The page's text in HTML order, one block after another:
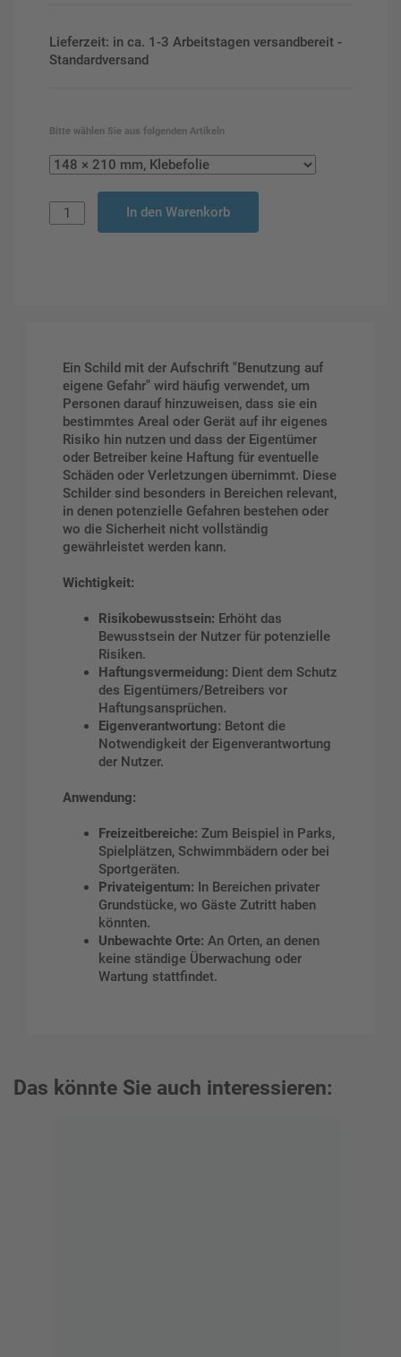
Lieferzeit: in ca. 1-3 Arbeitstagen versandbereit -
Standardversand
Bitte wählen Sie aus folgenden Artikeln
In den Warenkorb
Ein Schild mit der Aufschrift "Benutzung auf
eigene Gefahr" wird häufig verwendet, um
Personen darauf hinzuweisen, dass sie ein
bestimmtes Areal oder Gerät auf ihr eigenes
Risiko hin nutzen und dass der Eigentümer
oder Betreiber keine Haftung für eventuelle
Schäden oder Verletzungen übernimmt. Diese
Schilder sind besonders in Bereichen relevant,
in denen potenzielle Gefahren bestehen oder
wo die Sicherheit nicht vollständig
gewährleistet werden kann.
Wichtigkeit:
Risikobewusstsein: Erhöht das
Bewusstsein der Nutzer für potenzielle
Risiken.
Haftungsvermeidung: Dient dem Schutz
des Eigentümers/Betreibers vor
Haftungsansprüchen.
Eigenverantwortung: Betont die
Notwendigkeit der Eigenverantwortung
der Nutzer.
Anwendung:
Freizeitbereiche: Zum Beispiel in Parks,
Spielplätzen, Schwimmbädern oder bei
Sportgeräten.
Privateigentum: In Bereichen privater
Grundstücke, wo Gäste Zutritt haben
könnten.
Unbewachte Orte: An Orten, an denen
keine ständige Überwachung oder
Wartung stattfindet.
Das könnte Sie auch interessieren: